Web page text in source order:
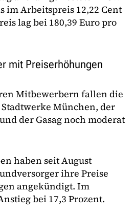
im Arbeitspreis 12,22 Cent
lag bei 180,39 Euro pro
mit Preiserhöhungen
Mitbewerbern fallen die
München, der
der Gasag noch moderat
haben seit August
ihre Preise
angekündigt. Im
bei 17,3 Prozent.